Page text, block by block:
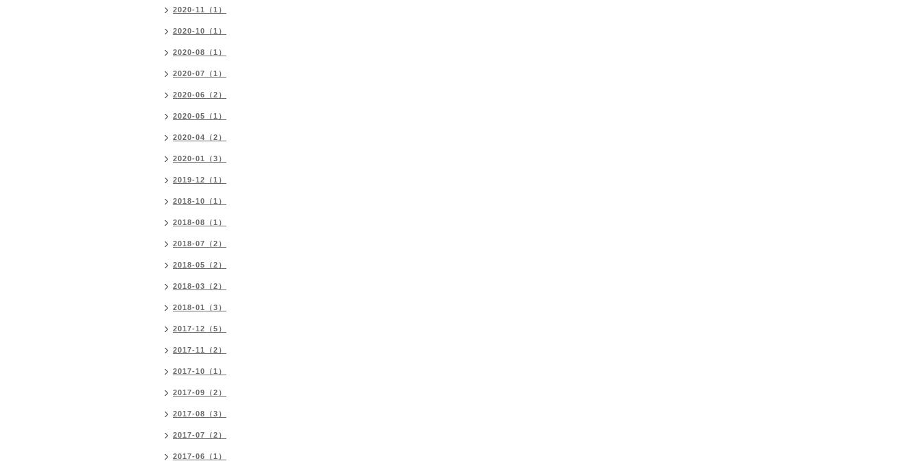
2020-11（1）
2020-10（1）
2020-08（1）
2020-07（1）
2020-06（2）
2020-05（1）
2020-04（2）
2020-01（3）
2019-12（1）
2018-10（1）
2018-08（1）
2018-07（2）
2018-05（2）
2018-03（2）
2018-01（3）
2017-12（5）
2017-11（2）
2017-10（1）
2017-09（2）
2017-08（3）
2017-07（2）
2017-06（1）